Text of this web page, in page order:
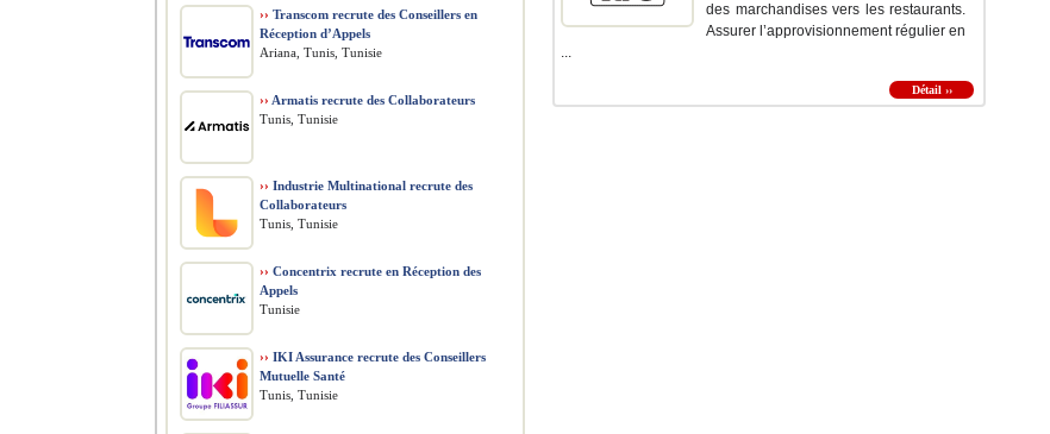
des marchandises vers les restaurants.
Assurer l’approvisionnement régulier en
...
Détail ››
›› Transcom recrute des Conseillers en
Réception d’Appels
Ariana, Tunis, Tunisie
›› Armatis recrute des Collaborateurs
Tunis, Tunisie
›› Industrie Multinational recrute des
Collaborateurs
Tunis, Tunisie
›› Concentrix recrute en Réception des
Appels
Tunisie
›› IKI Assurance recrute des Conseillers
Mutuelle Santé
Tunis, Tunisie